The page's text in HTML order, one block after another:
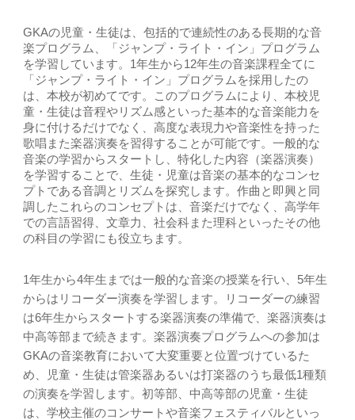
GKAの児童・生徒は、包括的で連続性のある長期的な音
楽プログラム、「ジャンプ・ライト・イン」プログラム
を学習しています。1年生から12年生の音楽課程全てに
「ジャンプ・ライト・イン」プログラムを採用したの
は、本校が初めてです。このプログラムにより、本校児
童・生徒は音程やリズム感といった基本的な音楽能力を
身に付けるだけでなく、高度な表現力や音楽性を持った
歌唱また楽器演奏を習得することが可能です。一般的な
音楽の学習からスタートし、特化した内容（楽器演奏）
を学習することで、生徒・児童は音楽の基本的なコンセ
プトである音調とリズムを探究します。作曲と即興と同
調したこれらのコンセプトは、音楽だけでなく、高学年
での言語習得、文章力、社会科また理科といったその他
の科目の学習にも役立ちます。
1年生から4年生までは一般的な音楽の授業を行い、5年生
からはリコーダー演奏を学習します。リコーダーの練習
は6年生からスタートする楽器演奏の準備で、楽器演奏は
中高等部まで続きます。楽器演奏プログラムへの参加は
GKAの音楽教育において大変重要と位置づけているた
め、児童・生徒は管楽器あるいは打楽器のうち最低1種類
の演奏を学習します。初等部、中高等部の児童・生徒
は、学校主催のコンサートや音楽フェスティバルといっ